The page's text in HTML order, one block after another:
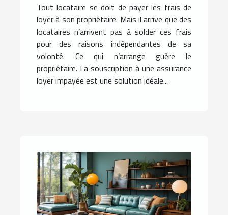
Tout locataire se doit de payer les frais de
loyer à son propriétaire. Mais il arrive que des
locataires n’arrivent pas à solder ces frais
pour des raisons indépendantes de sa
volonté. Ce qui n’arrange guère le
propriétaire. La souscription à une assurance
loyer impayée est une solution idéale...